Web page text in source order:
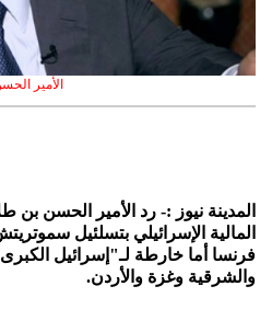
الأمير
المدينة نيوز :- رد الأمير الحسن
المالية الإسرائيلي بتسلئيل
فرنسا أما خارطة لـ"إسرائيل
والشرقية وغزة والأردن.